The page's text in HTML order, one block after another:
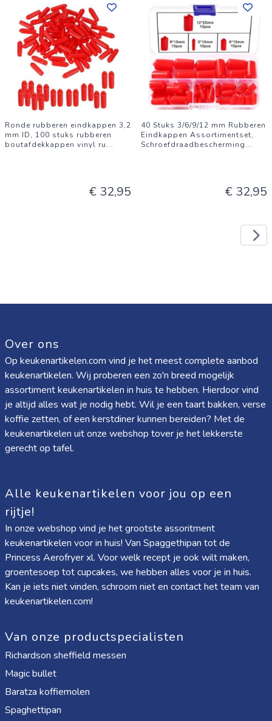
Ronde rubberen eindkappen 3,2
mm ID, 100 stuks rubberen
boutafdekkappen vinyl ru...
€ 32,95
40 Stuks 3/6/9/12 mm Rubberen
Eindkappen Assortimentset,
Schroefdraadbescherming...
€ 32,95
Over ons
Op keukenartikelen.com vind je het meest complete aanbod
keukenartikelen. Wij proberen een zo'n breed mogelijk
assortiment keukenartikelen in huis te hebben. Hierdoor vind
je altijd alles wat je nodig hebt. Wil je een taart bakken, verse
koffie zetten, of een kerstdiner kunnen bereiden? Met de
keukenartikelen uit onze webshop tover je het lekkerste
gerecht op tafel.
Alle keukenartikelen voor jou op een
rijtje!
In onze webshop vind je het grootste assoritment
keukenartikelen voor in huis! Van Spaggethipan tot de
Princess Aerofryer xl. Voor welk recept je ook wilt maken,
groentesoep tot cupcakes, we hebben alles voor je in huis.
Kan je iets niet vinden, schroom niet en contact het team van
keukenartikelen.com!
Van onze productspecialisten
Richardson sheffield messen
Magic bullet
Baratza koffiemolen
Spaghettipan